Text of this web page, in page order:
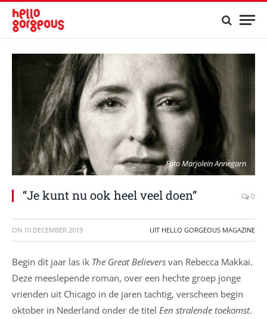
Foto Marjolein Annegarn
“Je kunt nu ook heel veel doen” 0
ON 10 DECEMBER 2019 UIT HELLO GORGEOUS MAGAZINE
Begin dit jaar las ik The Great Believers van Rebecca Makkai.
Deze meeslepende roman, over een hechte groep jonge
vrienden uit Chicago in de jaren tachtig, verscheen begin
oktober in Nederland onder de titel Een stralende toekomst.